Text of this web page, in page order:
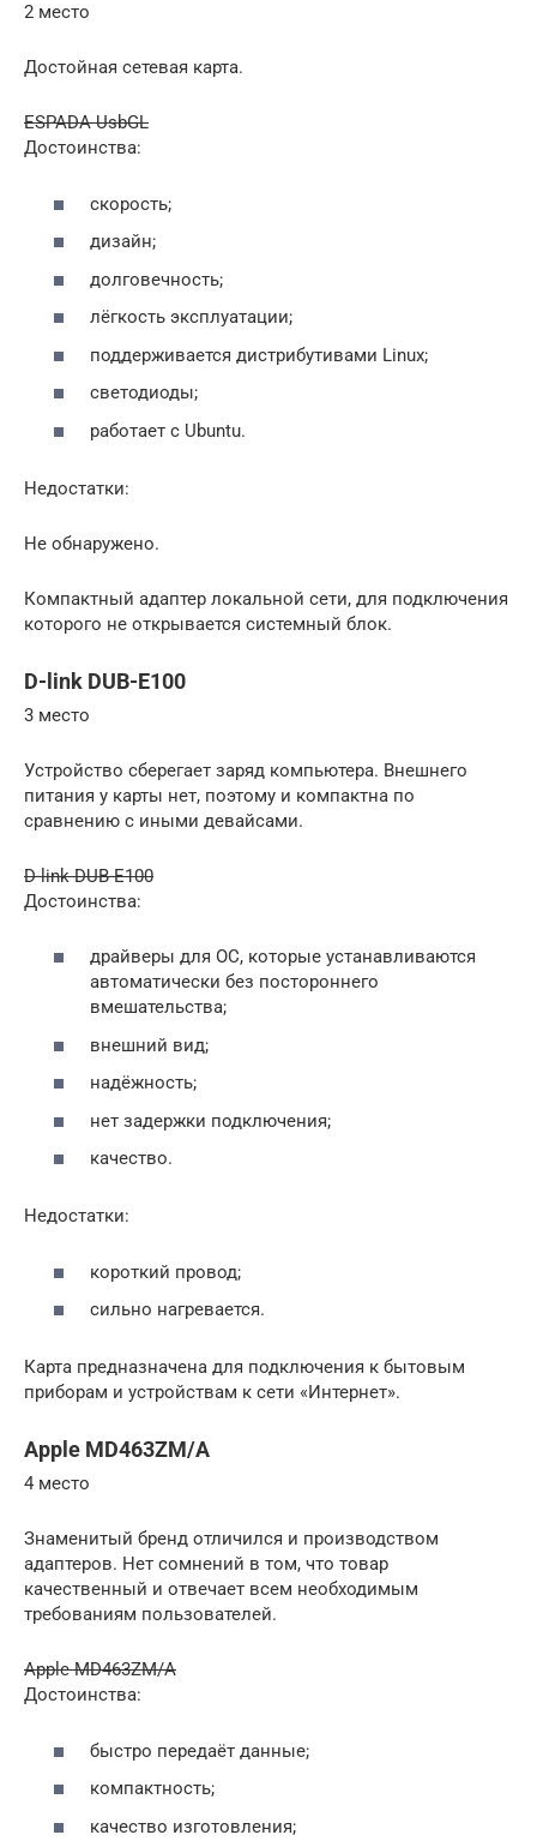
2 место
Достойная сетевая карта.
ESPADA UsbGL
Достоинства:
скорость;
дизайн;
долговечность;
лёгкость эксплуатации;
поддерживается дистрибутивами Linux;
светодиоды;
работает с Ubuntu.
Недостатки:
Не обнаружено.
Компактный адаптер локальной сети, для подключения
которого не открывается системный блок.
D-link DUB-E100
3 место
Устройство сберегает заряд компьютера. Внешнего
питания у карты нет, поэтому и компактна по
сравнению с иными девайсами.
D-link DUB-E100
Достоинства:
драйверы для ОС, которые устанавливаются
автоматически без постороннего
вмешательства;
внешний вид;
надёжность;
нет задержки подключения;
качество.
Недостатки:
короткий провод;
сильно нагревается.
Карта предназначена для подключения к бытовым
приборам и устройствам к сети «Интернет».
Apple MD463ZM/A
4 место
Знаменитый бренд отличился и производством
адаптеров. Нет сомнений в том, что товар
качественный и отвечает всем необходимым
требованиям пользователей.
Apple MD463ZM/A
Достоинства:
быстро передаёт данные;
компактность;
качество изготовления;